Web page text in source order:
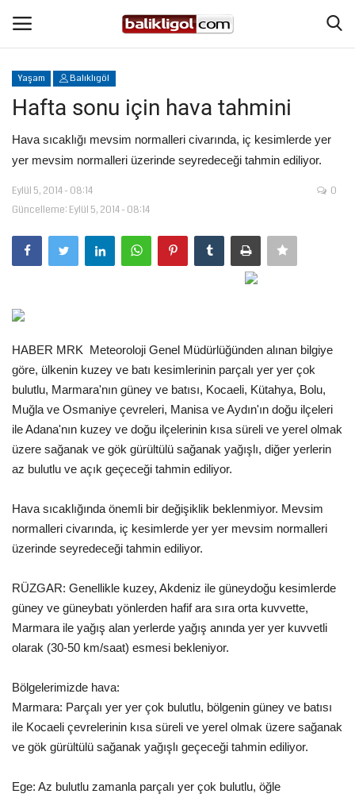
Giriş Yap
Anasayfa
Şanlıurfa
Spor
Gündem
Tekno Bilim
Ekonomi
Siyaset
Galeriler
Yaşam
Künye
İletişim
Kültür Sanat
Yaşam Balıklıgöl
Hafta sonu için hava tahmini
Hava sıcaklığı mevsim normalleri civarında, iç kesimlerde yer
yer mevsim normalleri üzerinde seyredeceği tahmin ediliyor.
Eylül 5, 2014 - 08:14
Güncelleme: Eylül 5, 2014 - 08:14
0
HABER MRK  Meteoroloji Genel Müdürlüğünden alınan bilgiye
göre, ülkenin kuzey ve batı kesimlerinin parçalı yer yer çok
bulutlu, Marmara'nın güney ve batısı, Kocaeli, Kütahya, Bolu,
Muğla ve Osmaniye çevreleri, Manisa ve Aydın'ın doğu ilçeleri
ile Adana'nın kuzey ve doğu ilçelerinin kısa süreli ve yerel olmak
üzere sağanak ve gök gürültülü sağanak yağışlı, diğer yerlerin
az bulutlu ve açık geçeceği tahmin ediliyor.
Hava sıcaklığında önemli bir değişiklik beklenmiyor. Mevsim
normalleri civarında, iç kesimlerde yer yer mevsim normalleri
üzerinde seyredeceği tahmin ediliyor.
RÜZGAR: Genellikle kuzey, Akdeniz ile güneydoğu kesimlerde
güney ve güneybatı yönlerden hafif ara sıra orta kuvvette,
Marmara ile yağış alan yerlerde yağış anında yer yer kuvvetli
olarak (30-50 km/saat) esmesi bekleniyor.
Bölgelerimizde hava:
Marmara: Parçalı yer yer çok bulutlu, bölgenin güney ve batısı
ile Kocaeli çevrelerinin kısa süreli ve yerel olmak üzere sağanak
ve gök gürültülü sağanak yağışlı geçeceği tahmin ediliyor.
Ege: Az bulutlu zamanla parçalı yer çok bulutlu, öğle